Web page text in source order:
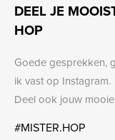
DEEL JE
HOP
Goede gesprekken,
ik vast op Instagram.
Deel ook jouw
#MISTER.HOP